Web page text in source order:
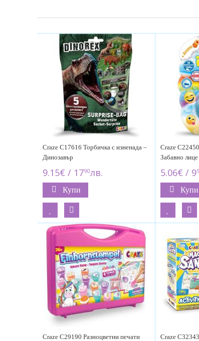
Craze C17616 Торбичка с изненада –
Динозавър
9.15€ / 1790лв.
Купи
Craze
Забавно лице
5.06€ / 9
Купи
Craze C29190 Разноцветни печати
Craze